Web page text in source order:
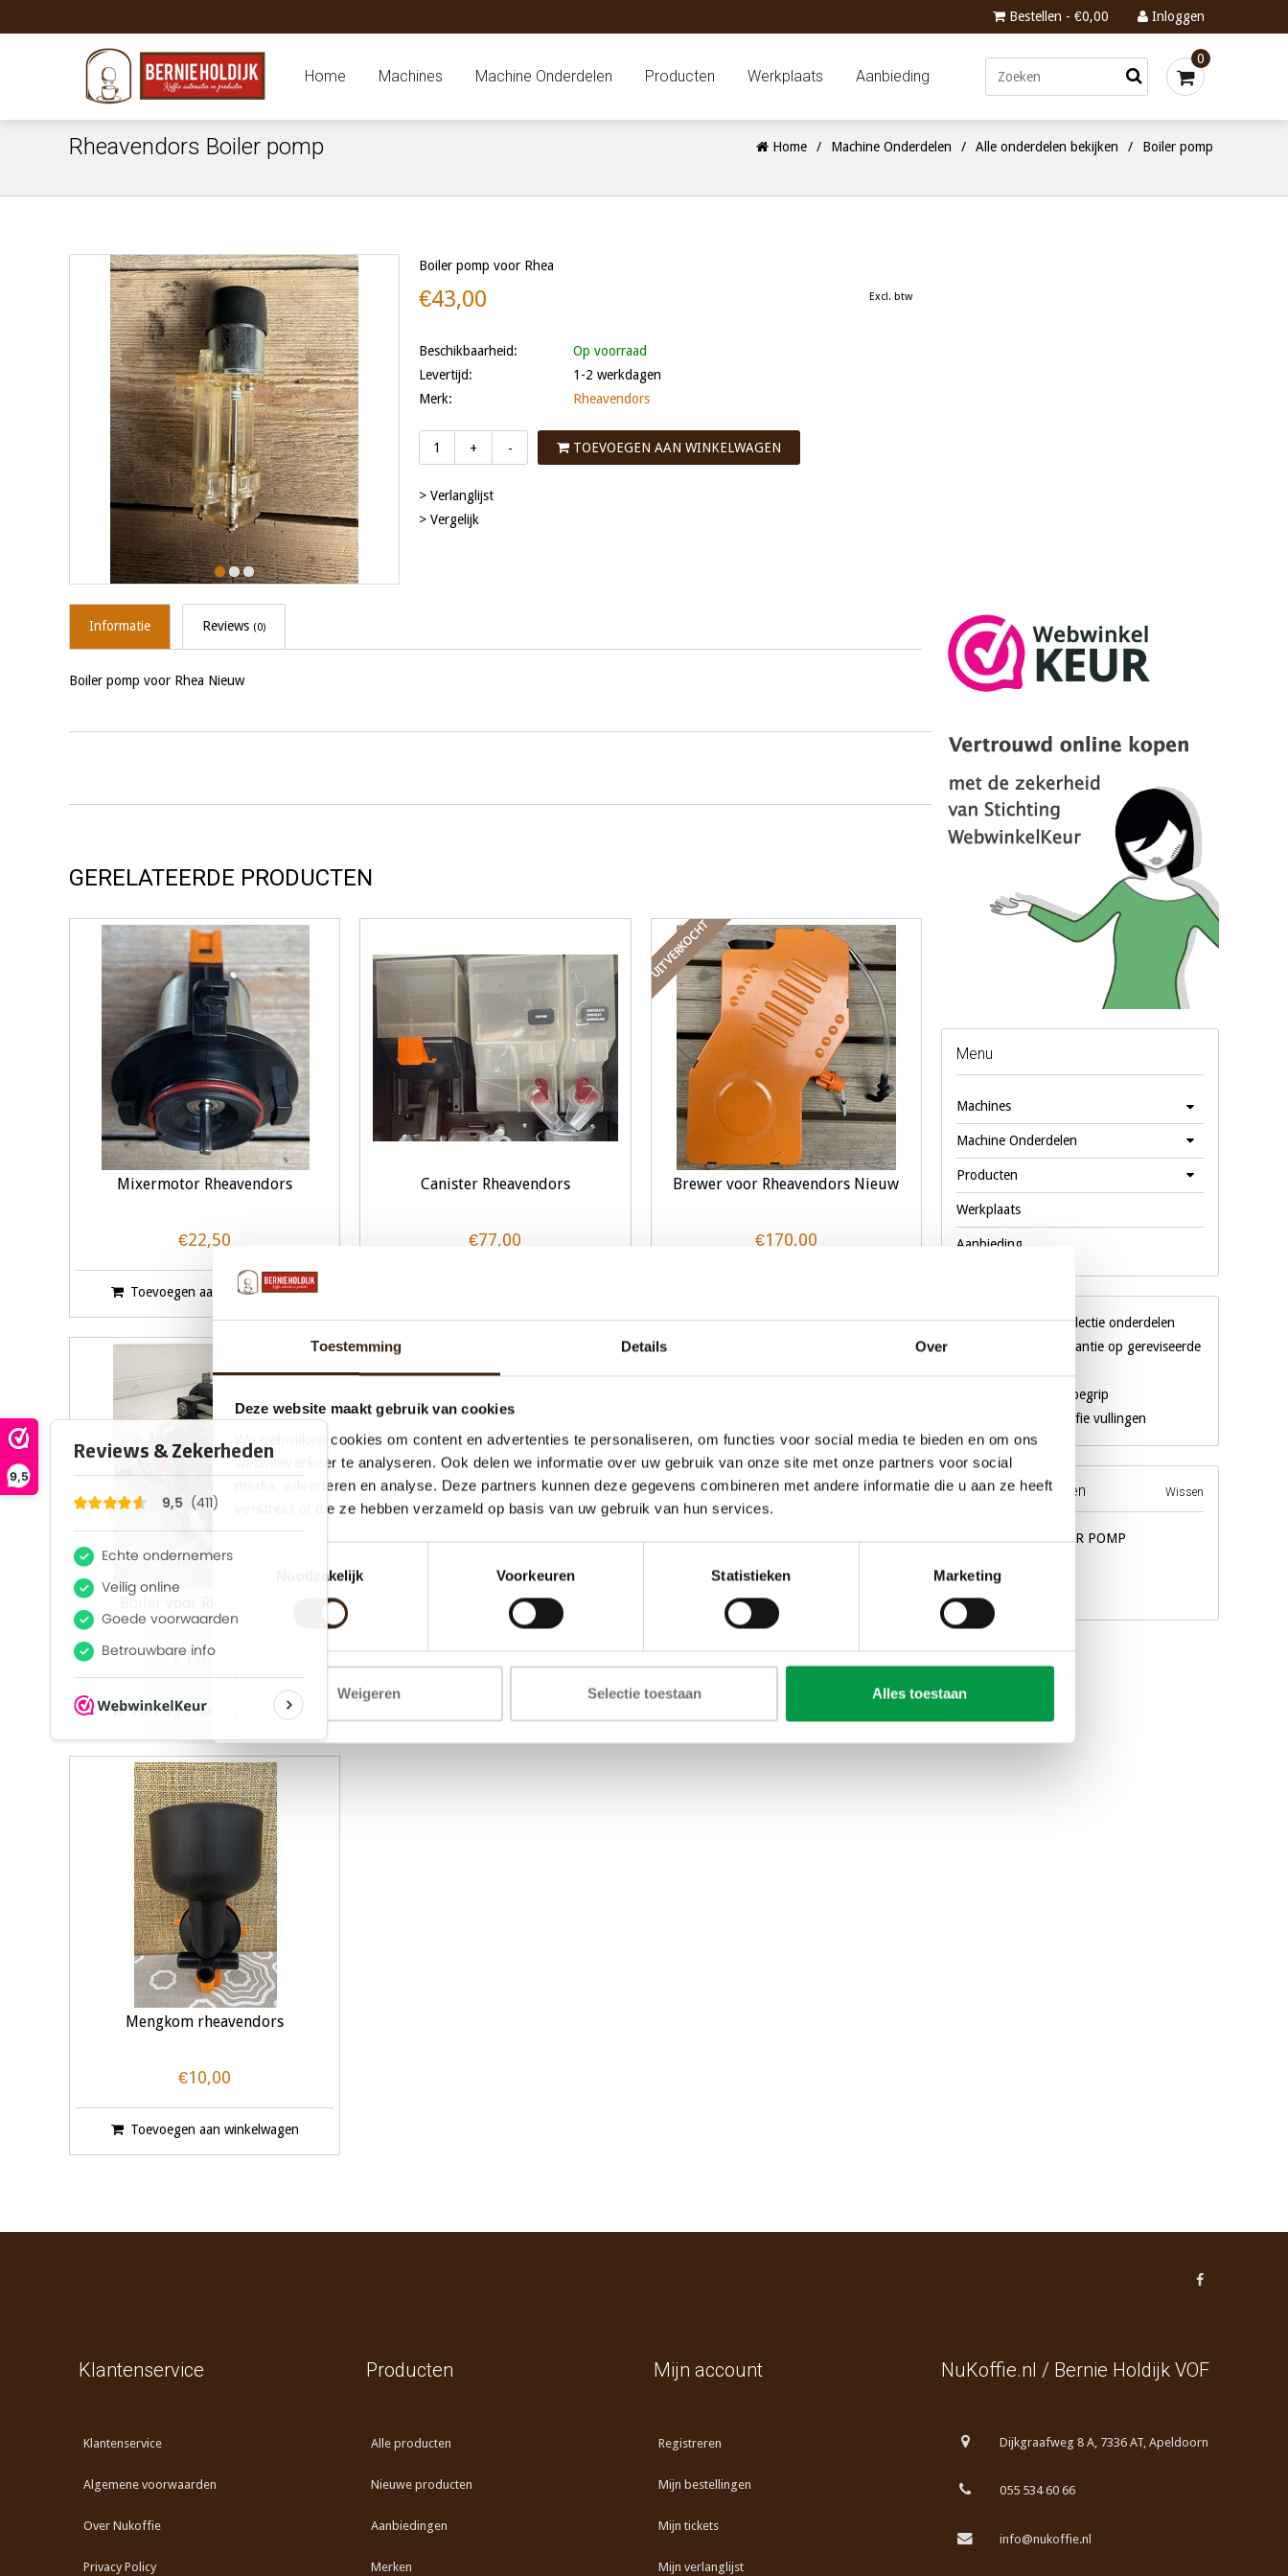
Toestemming Details Over
Deze website maakt gebruik van cookies
We gebruiken cookies om content en advertenties te personaliseren, om functies voor social media te bieden en om ons
websiteverkeer te analyseren. Ook delen we informatie over uw gebruik van onze site met onze partners voor social
media, adverteren en analyse. Deze partners kunnen deze gegevens combineren met andere informatie die u aan ze heeft
verstrekt of die ze hebben verzameld op basis van uw gebruik van hun services.
Toestemmingsselectie
Noodzakelijk
Voorkeuren Statistieken Marketing
Weigeren Selectie toestaan Alles toestaan
9,5
Bestellen - €0,00 Inloggen
Home Machines Machine Onderdelen Producten Werkplaats Aanbieding
0
Rheavendors Boiler pomp Home / Machine Onderdelen / Alle onderdelen bekijken / Boiler pomp
Boiler pomp voor Rhea
€43,00 Excl. btw
Beschikbaarheid:
Op voorraad
Levertijd:
1-2 werkdagen
Merk:
Rheavendors
+ - TOEVOEGEN AAN WINKELWAGEN
> Verlanglijst
> Vergelijk
Informatie Reviews (0)
Boiler pomp voor Rhea Nieuw
GERELATEERDE PRODUCTEN
Mixermotor Rheavendors
€22,50
Toevoegen aan winkelwagen
Canister Rheavendors
€77,00
UITVERKOCHT
Brewer voor Rheavendors Nieuw
€170,00
€110,00
Toevoegen aan winkelwagen
Brewer Motor Rheavendors Product motor rheavendors
Mengkom rheavendors
€10,00
Toevoegen aan winkelwagen
Menu
Machines
Machine Onderdelen
Producten
Werkplaats
Aanbieding
Gigantische collectie onderdelen
3 maanden garantie op gereviseerde
Al 18 jaar een begrip
Eigen merk koffie vullingen
Recente producten Wissen
BOILER POMP
Klantenservice
Klantenservice
Algemene voorwaarden
Over Nukoffie
Privacy Policy
Producten
Alle producten
Nieuwe producten
Aanbiedingen
Merken
Mijn account
Registreren
Mijn bestellingen
Mijn tickets
Mijn verlanglijst
NuKoffie.nl / Bernie Holdijk VOF
Dijkgraafweg 8 A, 7336 AT, Apeldoorn
055 534 60 66
info@nukoffie.nl